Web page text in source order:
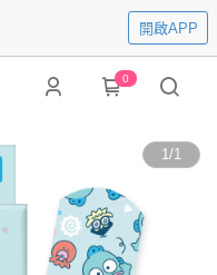
開啟APP
0
1/1